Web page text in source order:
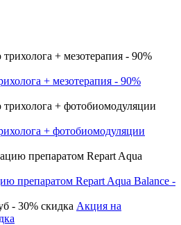
+ мезотерапия - 90%
+ фотобиомодуляции
препаратом Repart Aqua Balance -
Акция на